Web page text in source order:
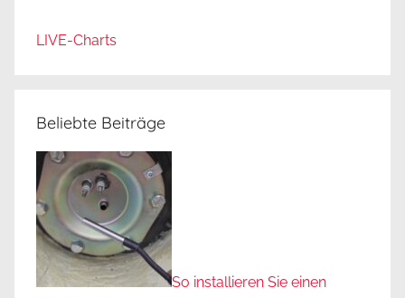
LIVE-Charts
Beliebte Beiträge
So installieren Sie einen